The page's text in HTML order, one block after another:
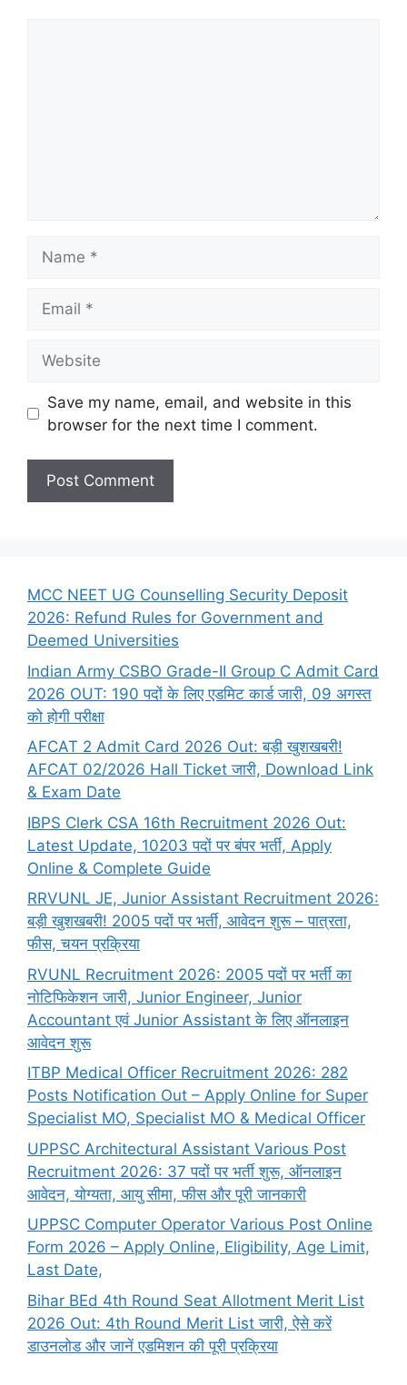
Save my name, email, and website in this
browser for the next time I comment.
MCC NEET UG Counselling Security Deposit
2026: Refund Rules for Government and
Deemed Universities
Indian Army CSBO Grade-II Group C Admit Card
2026 OUT: 190 पदों के लिए एडमिट कार्ड जारी, 09 अगस्त
को होगी परीक्षा
AFCAT 2 Admit Card 2026 Out: बड़ी खुशखबरी!
AFCAT 02/2026 Hall Ticket जारी, Download Link
& Exam Date
IBPS Clerk CSA 16th Recruitment 2026 Out:
Latest Update, 10203 पदों पर बंपर भर्ती, Apply
Online & Complete Guide
RRVUNL JE, Junior Assistant Recruitment 2026:
बड़ी खुशखबरी! 2005 पदों पर भर्ती, आवेदन शुरू – पात्रता,
फीस, चयन प्रक्रिया
RVUNL Recruitment 2026: 2005 पदों पर भर्ती का
नोटिफिकेशन जारी, Junior Engineer, Junior
Accountant एवं Junior Assistant के लिए ऑनलाइन
आवेदन शुरू
ITBP Medical Officer Recruitment 2026: 282
Posts Notification Out – Apply Online for Super
Specialist MO, Specialist MO & Medical Officer
UPPSC Architectural Assistant Various Post
Recruitment 2026: 37 पदों पर भर्ती शुरू, ऑनलाइन
आवेदन, योग्यता, आयु सीमा, फीस और पूरी जानकारी
UPPSC Computer Operator Various Post Online
Form 2026 – Apply Online, Eligibility, Age Limit,
Last Date,
Bihar BEd 4th Round Seat Allotment Merit List
2026 Out: 4th Round Merit List जारी, ऐसे करें
डाउनलोड और जानें एडमिशन की पूरी प्रक्रिया